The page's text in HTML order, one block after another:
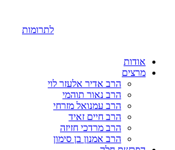
לתרומות
אודות
מרצים
הרב אדיר אלעזר לוי
הרב נאור תוהמי
הרב עמנואל מזרחי
הרב חיים זאיד
הרב מרדכי חזיזה
הרב אמנון בן סימון